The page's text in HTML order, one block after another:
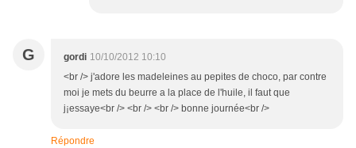
G gordi 10/10/2012 10:10
<br /> j'adore les madeleines au pepites de choco, par contre
moi je mets du beurre a la place de l'huile, il faut que
j¡essaye<br /> <br /> <br /> bonne journée<br />
Répondre